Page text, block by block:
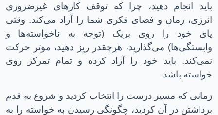
باید انجام دهید، چرا که توقف کارهای غیرضروری
انرژی، زمان و فضای فکری شما را آزاد می‌کند. وقتی
پای خود را روی بریک (توجه به ناخواسته‌ها و
وابستگی‌ها) می‌گذارید، هرچقدر ریز دهید، موتر حرکت
نمی‌کند. باید خود را آزاد کرده و تمام تمرکز روی
خواسته باشد.
زمانی که مسیر درست را انتخاب کردید و شروع به قدم
برداشتن در آن کردید، چگونگی رسیدن به خواسته را به